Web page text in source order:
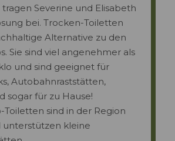
Severine und Elisabeth
bei. Trocken-Toiletten
Alternative zu den
Sie sind viel angenehmer als
und sind geeignet für
Autobahnraststätten,
sogar für zu Hause!
Toiletten sind in der Region
kleine